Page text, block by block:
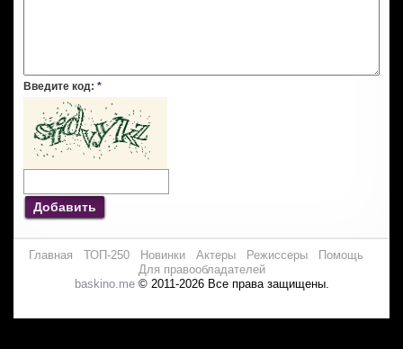
Введите код: *
Добавить
Главная ТОП-250 Новинки Актеры Режиссеры
Помощь
Для правообладателей
baskino.me© 2011-2026 Все права защищены.